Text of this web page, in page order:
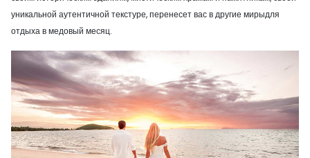
уникальной аутентичной текстуре, перенесет вас в другие мирыдля
отдыха в медовый месяц.